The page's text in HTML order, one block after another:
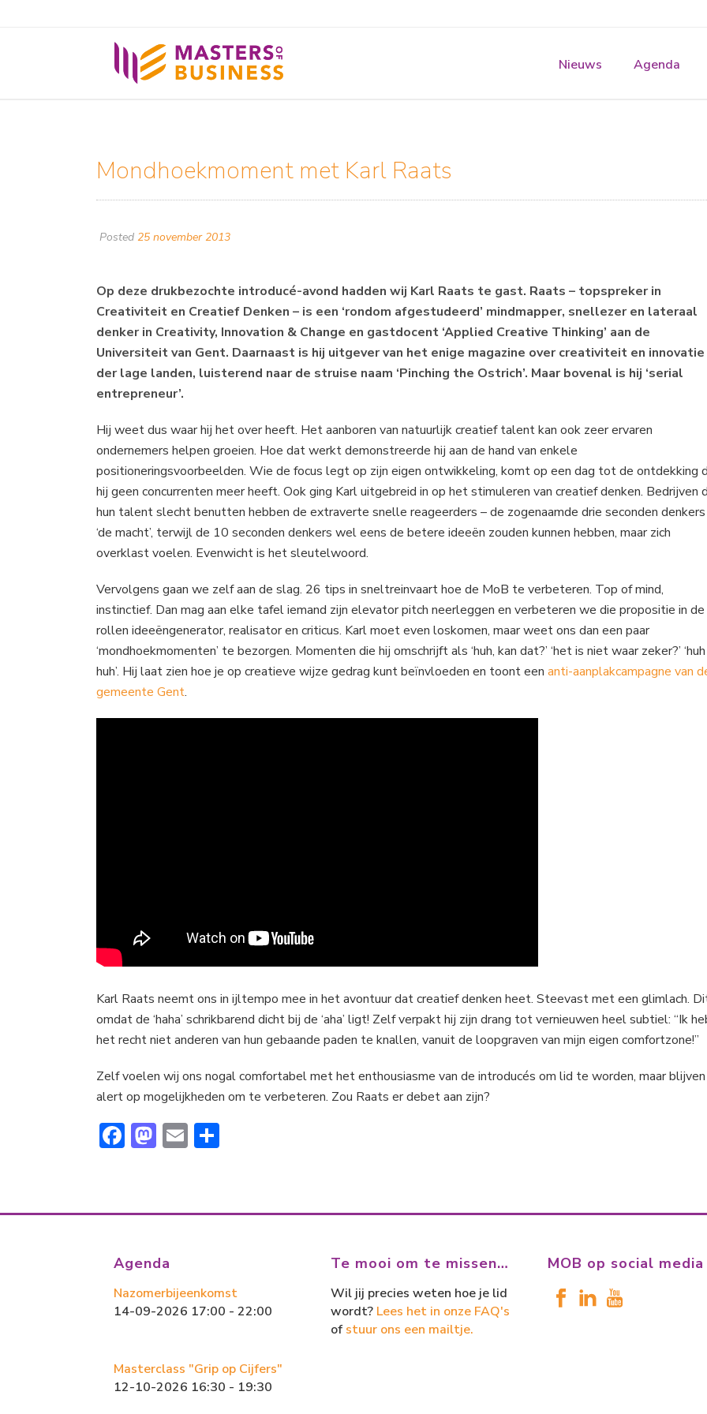
Nieuws Agenda
Mondhoekmoment met Karl Raats
Posted 25 november 2013
Op deze drukbezochte introducé-avond hadden wij Karl Raats te gast. Raats – topspreker in
Creativiteit en Creatief Denken – is een ‘rondom afgestudeerd’ mindmapper, snellezer en lateraal
denker in Creativity, Innovation & Change en gastdocent ‘Applied Creative Thinking’ aan de
Universiteit van Gent. Daarnaast is hij uitgever van het enige magazine over creativiteit en innovatie
der lage landen, luisterend naar de struise naam ‘Pinching the Ostrich’. Maar bovenal is hij ‘serial
entrepreneur’.
Hij weet dus waar hij het over heeft. Het aanboren van natuurlijk creatief talent kan ook zeer ervaren
ondernemers helpen groeien. Hoe dat werkt demonstreerde hij aan de hand van enkele
positioneringsvoorbeelden. Wie de focus legt op zijn eigen ontwikkeling, komt op een dag tot de ontdekking
hij geen concurrenten meer heeft. Ook ging Karl uitgebreid in op het stimuleren van creatief denken. Bedrijven
hun talent slecht benutten hebben de extraverte snelle reageerders – de zogenaamde drie seconden
‘de macht’, terwijl de 10 seconden denkers wel eens de betere ideeën zouden kunnen hebben, maar zich
overklast voelen. Evenwicht is het sleutelwoord.
Vervolgens gaan we zelf aan de slag. 26 tips in sneltreinvaart hoe de MoB te verbeteren. Top of mind,
instinctief. Dan mag aan elke tafel iemand zijn elevator pitch neerleggen en verbeteren we die propositie in de
rollen ideeëngenerator, realisator en criticus. Karl moet even loskomen, maar weet ons dan een paar
‘mondhoekmomenten’ te bezorgen. Momenten die hij omschrijft als ‘huh, kan dat?’ ‘het is niet waar zeker?’ ‘huh
huh’. Hij laat zien hoe je op creatieve wijze gedrag kunt beïnvloeden en toont een anti-aanplakcampagne van
gemeente Gent.
Karl Raats neemt ons in ijltempo mee in het avontuur dat creatief denken heet. Steevast met een glimlach.
omdat de ‘haha’ schrikbarend dicht bij de ‘aha’ ligt! Zelf verpakt hij zijn drang tot vernieuwen heel subtiel: “Ik
het recht niet anderen van hun gebaande paden te knallen, vanuit de loopgraven van mijn eigen comfortzone!”
Zelf voelen wij ons nogal comfortabel met het enthousiasme van de introducés om lid te worden, maar blijven
alert op mogelijkheden om te verbeteren. Zou Raats er debet aan zijn?
F
b
ok
M
o
o
n
E
l n
Agenda
Nazomerbijeenkomst
14-09-2026 17:00 - 22:00
Masterclass "Grip op Cijfers"
12-10-2026 16:30 - 19:30
Te mooi om te missen…
Wil jij precies weten hoe je lid
wordt? Lees het in onze FAQ's
of stuur ons een mailtje.
MOB op social media